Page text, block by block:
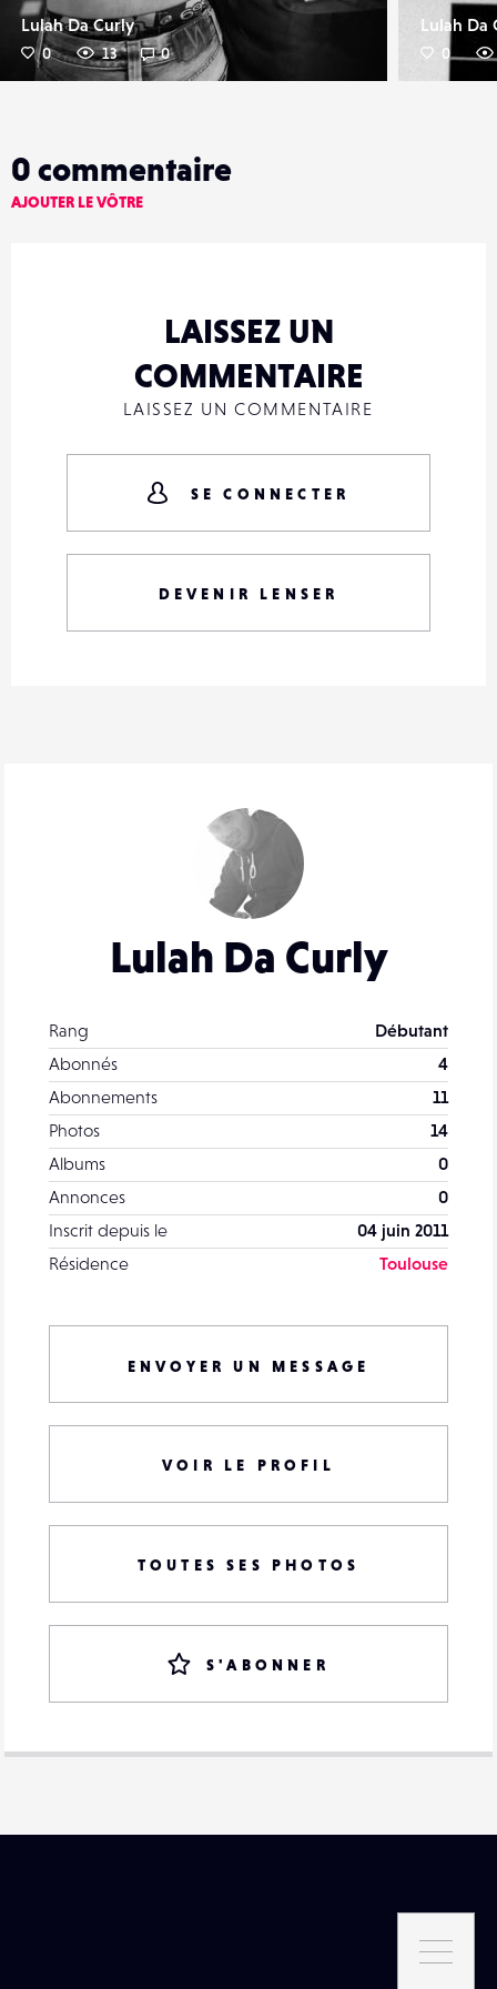
Lulah Da Curly
0 13 0
Lulah Da
0
Lulah Da Curly
Rang
Débutant
Abonnés
4
Abonnements
11
Photos
14
Albums
0
Annonces
0
Inscrit depuis le
04 juin 2011
Résidence
Toulouse
ENVOYER UN MESSAGE
VOIR LE PROFIL
TOUTES SES PHOTOS
S'ABONNER
0 commentaire
AJOUTER LE VÔTRE
LAISSEZ UN
COMMENTAIRE
LAISSEZ UN COMMENTAIRE
SE CONNECTER
DEVENIR LENSER